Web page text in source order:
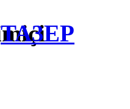
TA3EP